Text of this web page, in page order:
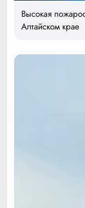
Высокая
Алтайском крае